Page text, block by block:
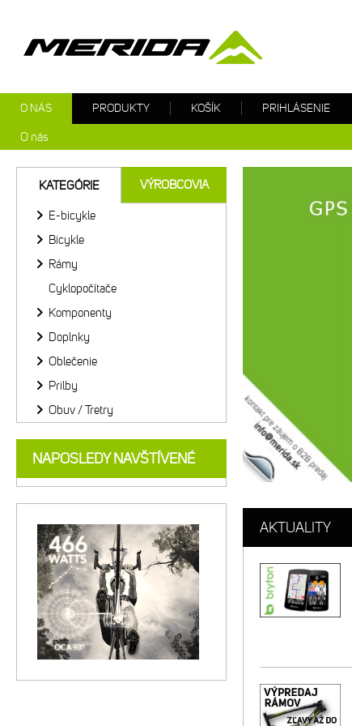
AKTUALITY
KATEGÓRIE VÝROBCOVIA
E-bicykle
Bicykle
Rámy
Cyklopočítače
Komponenty
Doplnky
Oblečenie
Prilby
Obuv / Tretry
NAPOSLEDY NAVŠTÍVENÉ
O NÁS
O nás
PRODUKTY KOŠÍK PRIHLÁSENIE